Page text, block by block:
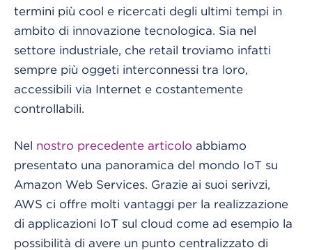
termini più cool e ricercati degli ultimi tempi in
ambito di innovazione tecnologica. Sia nel
settore industriale, che retail troviamo infatti
sempre più oggeti interconnessi tra loro,
accessibili via Internet e costantemente
controllabili.
Nel nostro precedente articolo abbiamo
presentato una panoramica del mondo IoT su
Amazon Web Services. Grazie ai suoi serivzi,
AWS ci offre molti vantaggi per la realizzazione
di applicazioni IoT sul cloud come ad esempio la
possibilità di avere un punto centralizzato di